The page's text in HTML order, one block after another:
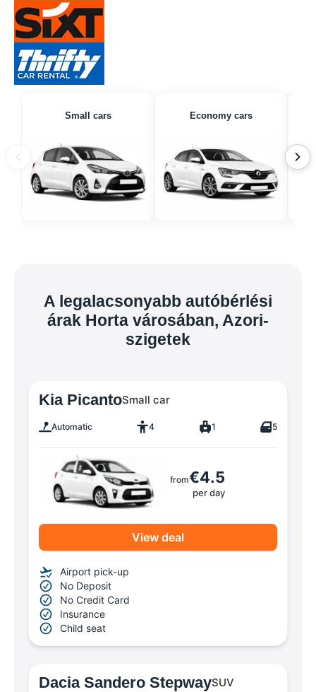
Small cars Economy cars
A legalacsonyabb autóbérlési
árak Horta városában, Azori-
szigetek
Kia PicantoSmall car
Automatic 4 1 5
from€4.5
per day
View deal
Airport pick-up
No Deposit
No Credit Card
Insurance
Child seat
Dacia Sandero StepwaySUV